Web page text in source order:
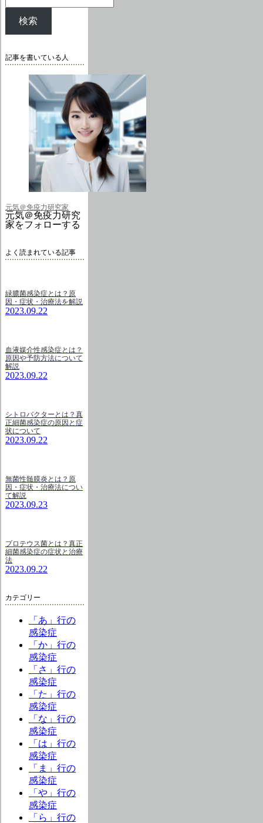
検索
記事を書いている人
元気＠免疫力研究家
元気＠免疫力研究
家をフォローする
よく読まれている記事
緑膿菌感染症とは？原
因・症状・治療法を解説
2023.09.22
血液媒介性感染症とは？
原因や予防方法について
解説
2023.09.22
シトロバクターとは？真
正細菌感染症の原因と症
状について
2023.09.22
無菌性髄膜炎とは？原
因・症状・治療法につい
て解説
2023.09.23
プロテウス菌とは？真正
細菌感染症の症状と治療
法
2023.09.22
カテゴリー
「あ」行の
感染症
「か」行の
感染症
「さ」行の
感染症
「た」行の
感染症
「な」行の
感染症
「は」行の
感染症
「ま」行の
感染症
「や」行の
感染症
「ら」行の